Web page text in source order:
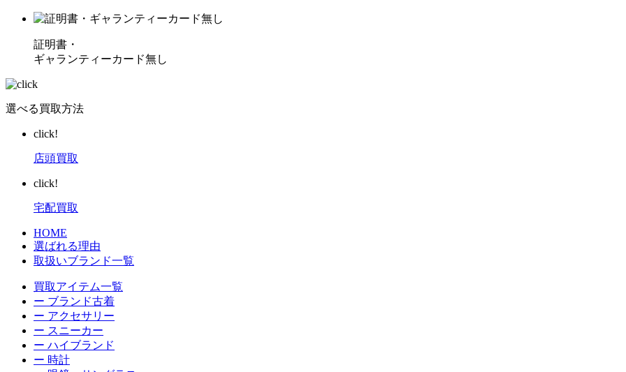
証明書・
ギャランティーカード無し
選べる買取方法
click!
店頭買取
click!
宅配買取
HOME
選ばれる理由
取扱いブランド一覧
買取アイテム一覧
ー ブランド古着
ー アクセサリー
ー スニーカー
ー ハイブランド
ー 時計